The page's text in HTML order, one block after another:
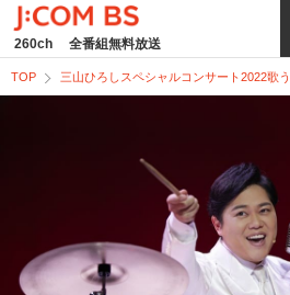
260ch 全番組無料放送
TOP 三山ひろしスペシャルコンサート2022歌